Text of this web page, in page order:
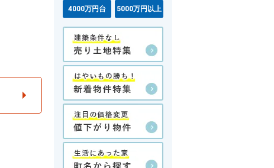
4000万円台 5000万円以上